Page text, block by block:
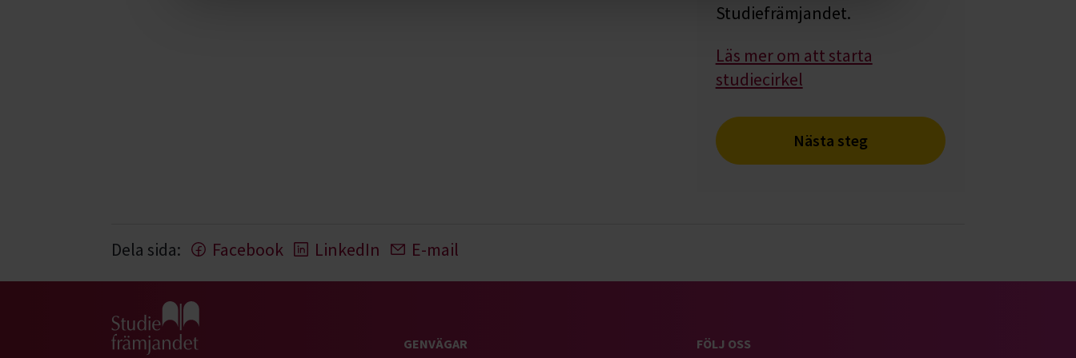
Studiefrämjandet.
Läs mer om att starta
studiecirkel
Nästa steg
Dela sida: Facebook LinkedIn E-mail
Gå till studiefrämjandets startsida
GENVÄGAR FÖLJ OSS